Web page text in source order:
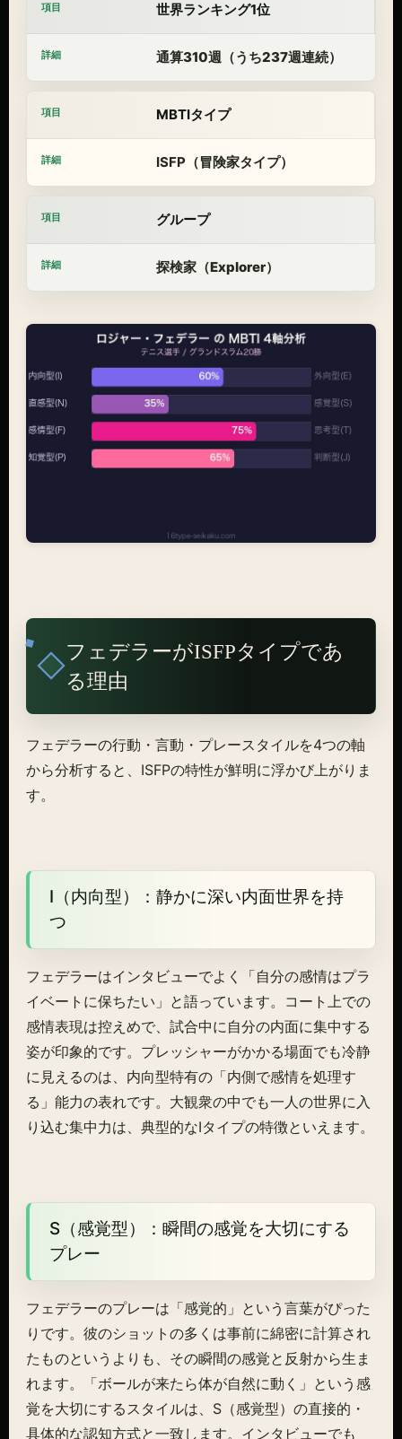
世界ランキング1位
通算310週（うち237週連続）
MBTIタイプ
ISFP（冒険家タイプ）
グループ
探検家（Explorer）
フェデラーがISFPタイプであ
る理由
フェデラーの行動・言動・プレースタイルを4つの軸
から分析すると、ISFPの特性が鮮明に浮かび上がりま
す。
I（内向型）：静かに深い内面世界を持
つ
フェデラーはインタビューでよく「自分の感情はプラ
イベートに保ちたい」と語っています。コート上での
感情表現は控えめで、試合中に自分の内面に集中する
姿が印象的です。プレッシャーがかかる場面でも冷静
に見えるのは、内向型特有の「内側で感情を処理す
る」能力の表れです。大観衆の中でも一人の世界に入
り込む集中力は、典型的なIタイプの特徴といえます。
S（感覚型）：瞬間の感覚を大切にする
プレー
フェデラーのプレーは「感覚的」という言葉がぴった
りです。彼のショットの多くは事前に綿密に計算され
たものというよりも、その瞬間の感覚と反射から生ま
れます。「ボールが来たら体が自然に動く」という感
覚を大切にするスタイルは、S（感覚型）の直接的・
具体的な認知方式と一致します。インタビューでも